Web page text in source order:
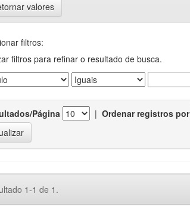
valores
filtros:
filtros para refinar o resultado de busca.
Página | Ordenar registros por
1-1 de 1.